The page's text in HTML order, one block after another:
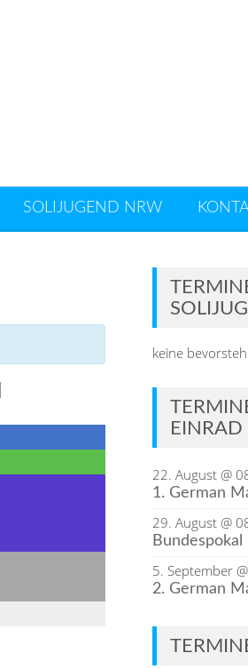
SOLIJUGEND NRW
keine
EINRAD
22. August @
1. German
29. August @
5. September
2. German